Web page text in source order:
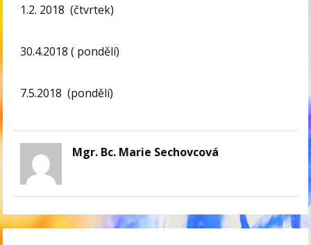
1.2. 2018 (čtvrtek)
30.4.2018 ( pondělí)
7.5.2018 (pondělí)
Mgr. Bc. Marie Sechovcová